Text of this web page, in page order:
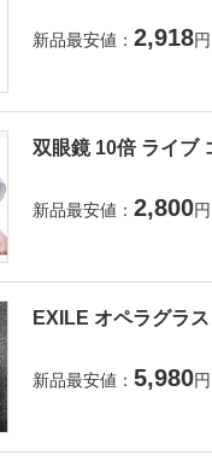
新品最安値： 2,918円
双眼鏡 10倍 ライブ
新品最安値： 2,800円
EXILE オペラグラス
新品最安値： 5,980円